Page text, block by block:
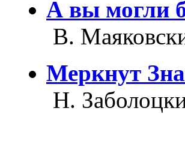
А вы могли
В.
Меркнут
Н.